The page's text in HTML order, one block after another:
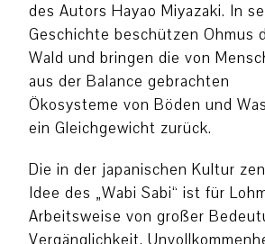
des Autors Hayao Miyazaki. In
Geschichte beschützen Ohmus
Wald und bringen die von
aus der Balance gebrachten
Ökosysteme von Böden und
ein Gleichgewicht zurück.
Die in der japanischen Kultur
Idee des „Wabi Sabi“ ist für
Arbeitsweise von großer